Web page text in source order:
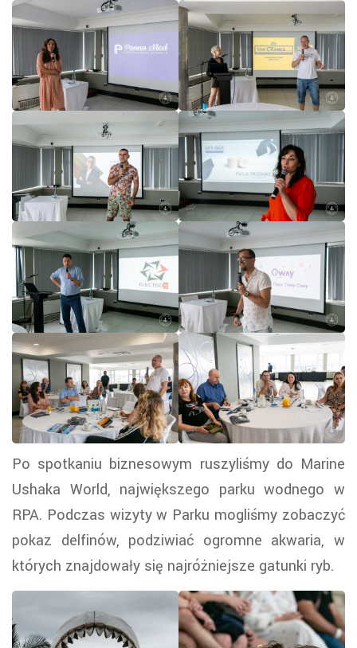
Po spotkaniu biznesowym ruszyliśmy do Marine
Ushaka World, największego parku wodnego w
RPA. Podczas wizyty w Parku mogliśmy zobaczyć
pokaz delfinów, podziwiać ogromne akwaria, w
których znajdowały się najróżniejsze gatunki ryb.